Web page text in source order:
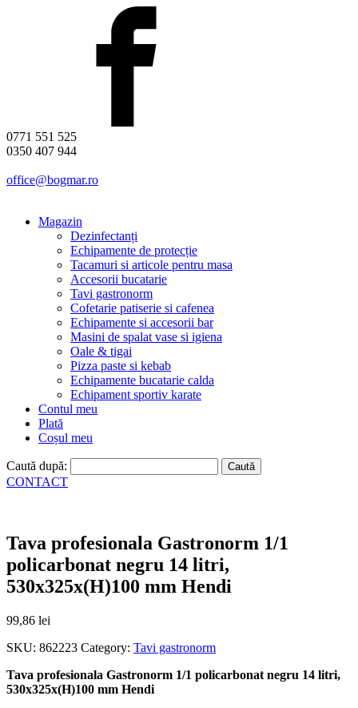
0771 551 525
0350 407 944
office@bogmar.ro
Magazin
Dezinfectanți
Echipamente de protecție
Tacamuri si articole pentru masa
Accesorii bucatarie
Tavi gastronorm
Cofetarie patiserie si cafenea
Echipamente si accesorii bar
Masini de spalat vase si igiena
Oale & tigai
Pizza paste si kebab
Echipamente bucatarie calda
Echipament sportiv karate
Contul meu
Plată
Coșul meu
Caută după:
CONTACT
Tava profesionala Gastronorm 1/1
policarbonat negru 14 litri,
530x325x(H)100 mm Hendi
99,86 lei
SKU: 862223 Category: Tavi gastronorm
Tava profesionala Gastronorm 1/1 policarbonat negru 14 litri,
530x325x(H)100 mm Hendi